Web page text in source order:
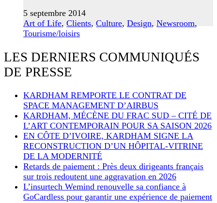
5 septembre 2014
Art of Life, Clients, Culture, Design, Newsroom,
Tourisme/loisirs
LES DERNIERS COMMUNIQUÉS
DE PRESSE
KARDHAM REMPORTE LE CONTRAT DE
SPACE MANAGEMENT D’AIRBUS
KARDHAM, MÉCÈNE DU FRAC SUD – CITÉ DE
L’ART CONTEMPORAIN POUR SA SAISON 2026
EN CÔTE D’IVOIRE, KARDHAM SIGNE LA
RECONSTRUCTION D’UN HÔPITAL-VITRINE
DE LA MODERNITÉ
Retards de paiement : Près deux dirigeants français
sur trois redoutent une aggravation en 2026
L’insurtech Wemind renouvelle sa confiance à
GoCardless pour garantir une expérience de paiement